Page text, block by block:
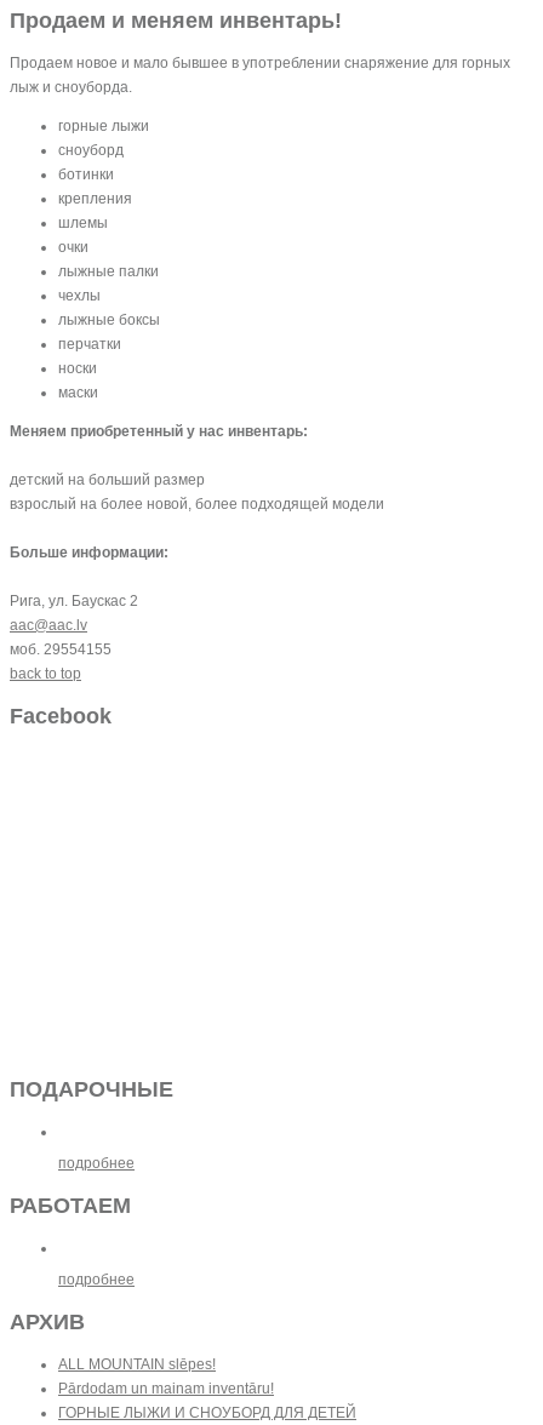
Продаем и меняем инвентарь!
Продаем новое и мало бывшее в употреблении снаряжение для горных
лыж и сноуборда.
горные лыжи
сноуборд
ботинки
крепления
шлемы
очки
лыжные палки
чехлы
лыжные боксы
перчатки
носки
маски
Меняем приобретенный у нас инвентарь:
детский на больший размер
взрослый на более новой, более подходящей модели
Больше информации:
Рига, ул. Баускас 2
aac@aac.lv
моб. 29554155
back to top
Facebook
ПОДАРОЧНЫЕ
подробнее
РАБОТАЕМ
подробнее
АРХИВ
ALL MOUNTAIN slēpes!
Pārdodam un mainam inventāru!
ГОРНЫЕ ЛЫЖИ И СНОУБОРД ДЛЯ ДЕТЕЙ